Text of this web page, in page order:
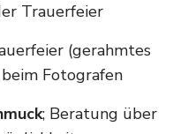
Trauerfeier
(gerahmtes
Fotografen
; Beratung über